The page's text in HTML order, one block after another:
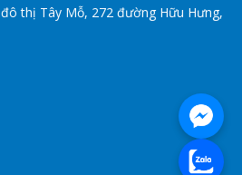
thị Tây Mỗ, 272 đường Hữu Hưng,